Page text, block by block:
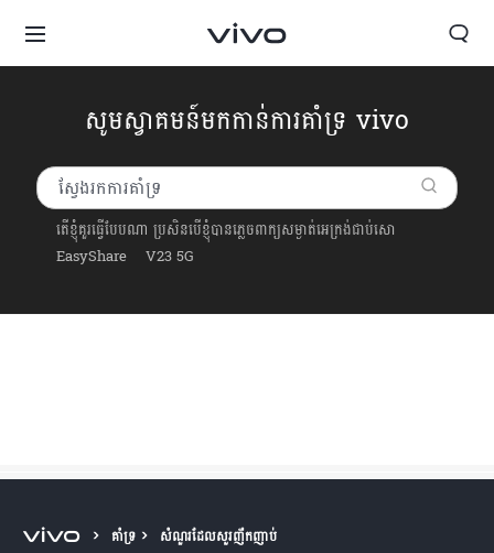
សូមស្វាគមន៍មកកាន់ការគាំទ្រ vivo
តើខ្ញុំគួរធ្វើបែបណា ប្រសិនបើខ្ញុំបានភ្លេចពាក្យសម្ងាត់អេក្រង់ជាប់សោ
EasyShare
V23 5G
គាំទ្រ សំណួរដែលសួរញឹកញាប់